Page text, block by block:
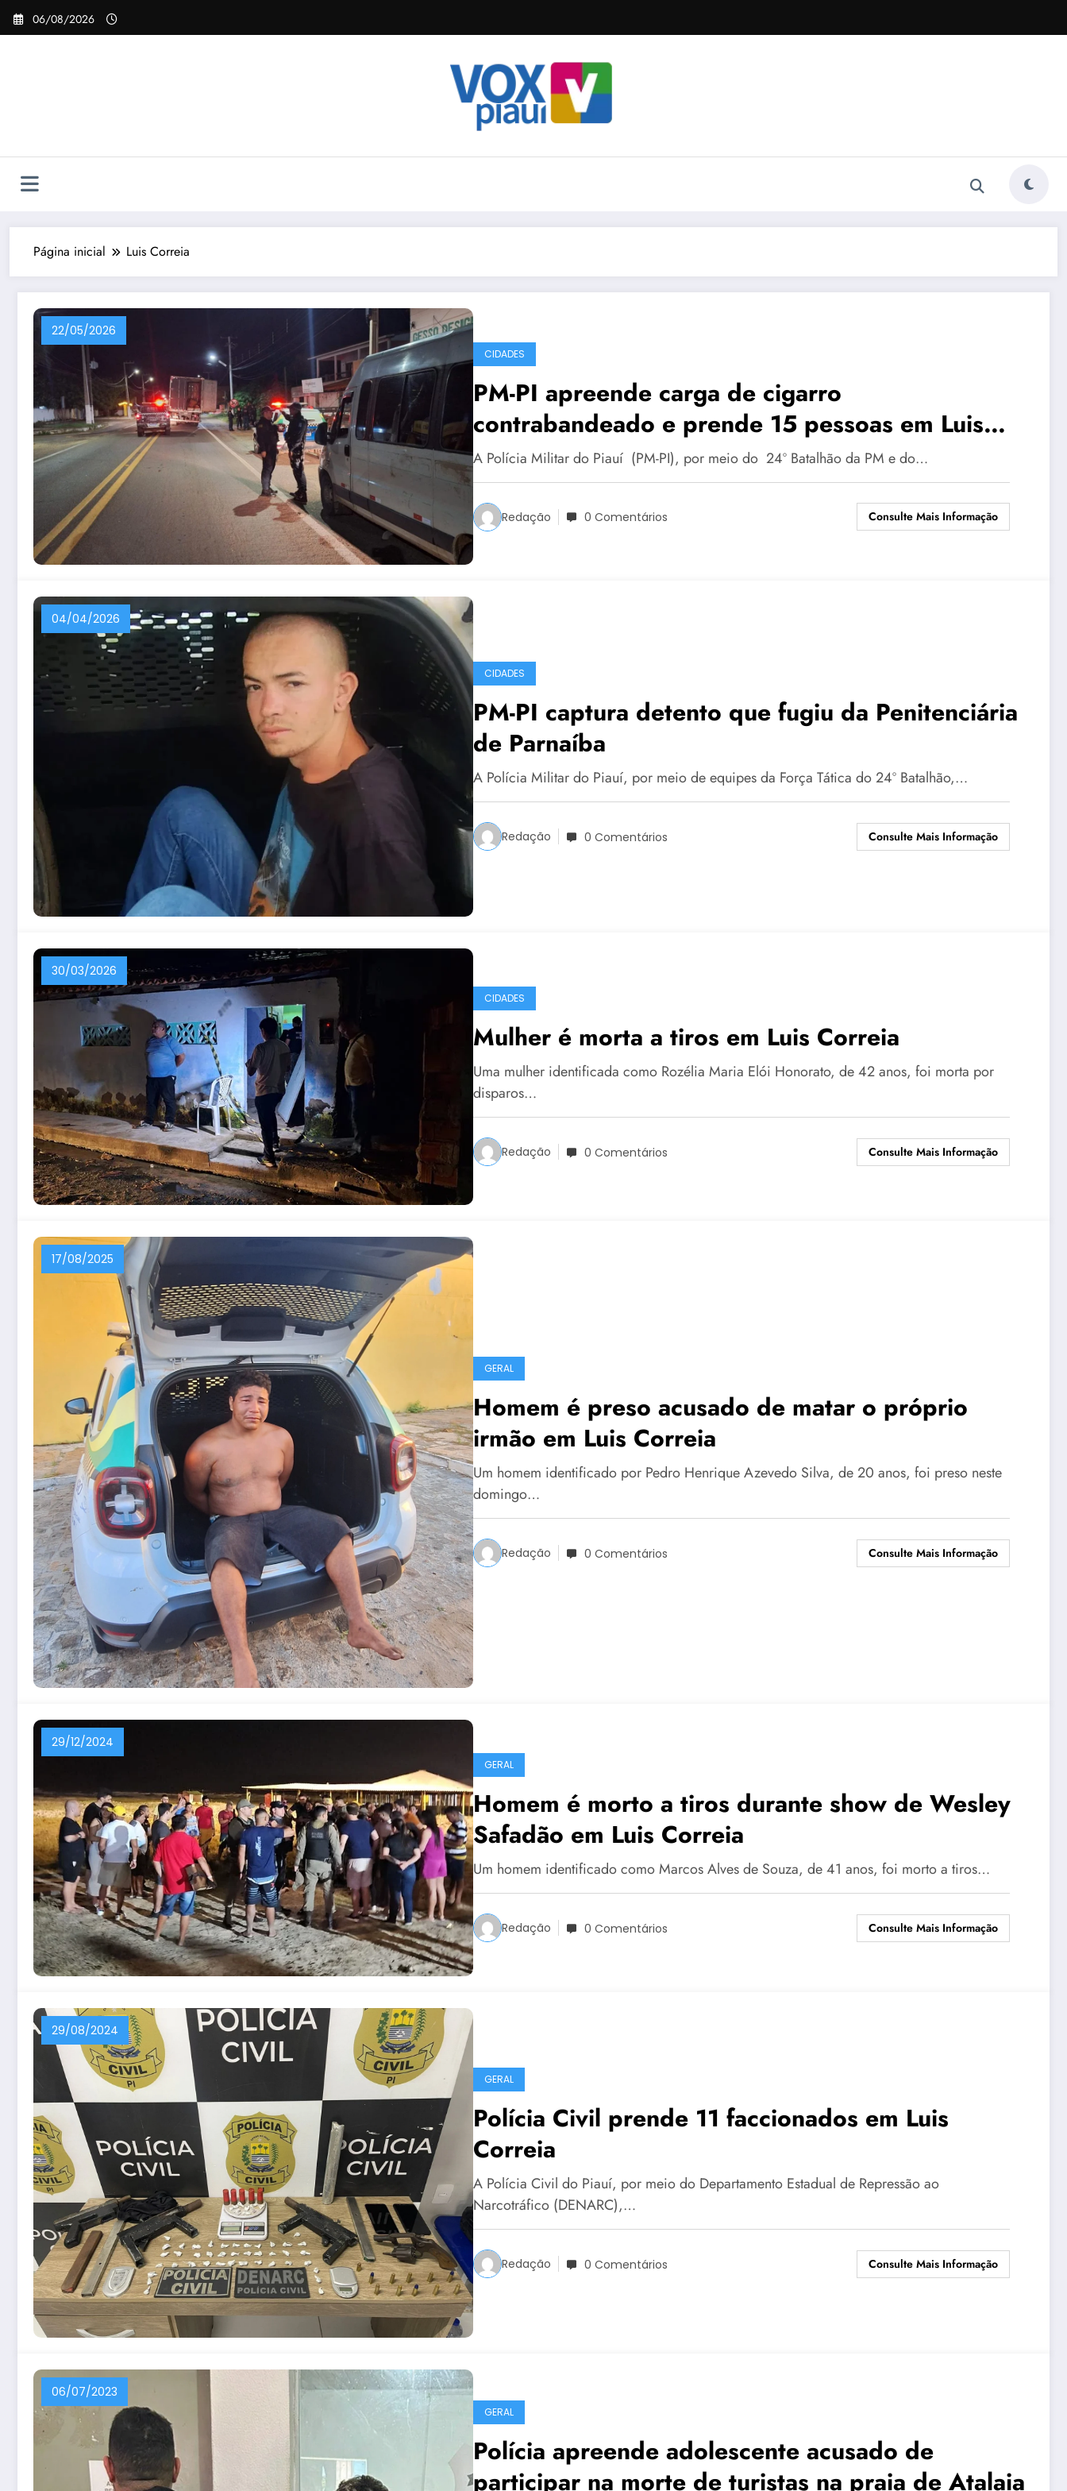
Pular
para
06/08/2026
Página inicial Luis Correia
22/05/2026
CIDADES
PM-PI apreende carga de cigarro
contrabandeado e prende 15 pessoas em Luis
Correia
A Polícia Militar do Piauí (PM-PI), por meio do 24º Batalhão da PM e do…
Redação 0 Comentários Consulte Mais Informação
04/04/2026
CIDADES
PM-PI captura detento que fugiu da Penitenciária
de Parnaíba
A Polícia Militar do Piauí, por meio de equipes da Força Tática do 24º Batalhão,…
Redação 0 Comentários Consulte Mais Informação
30/03/2026
CIDADES
Mulher é morta a tiros em Luis Correia
Uma mulher identificada como Rozélia Maria Elói Honorato, de 42 anos, foi morta por
disparos…
Redação 0 Comentários Consulte Mais Informação
17/08/2025
GERAL
Homem é preso acusado de matar o próprio
irmão em Luis Correia
Um homem identificado por Pedro Henrique Azevedo Silva, de 20 anos, foi preso neste
domingo…
Redação 0 Comentários Consulte Mais Informação
29/12/2024
GERAL
Homem é morto a tiros durante show de Wesley
Safadão em Luis Correia
Um homem identificado como Marcos Alves de Souza, de 41 anos, foi morto a tiros…
Redação 0 Comentários Consulte Mais Informação
29/08/2024
GERAL
Polícia Civil prende 11 faccionados em Luis
Correia
A Polícia Civil do Piauí, por meio do Departamento Estadual de Repressão ao
Narcotráfico (DENARC),…
Redação 0 Comentários Consulte Mais Informação
06/07/2023
GERAL
Polícia apreende adolescente acusado de
participar na morte de turistas na praia de Atalaia